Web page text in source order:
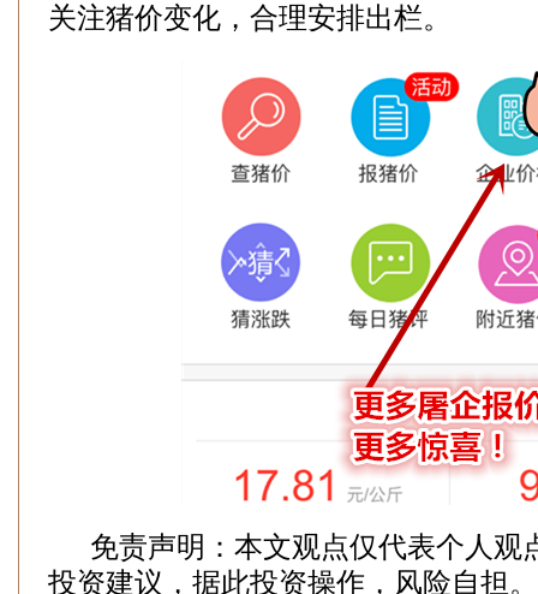
关注猪价变化，合理安排出栏。
免责声明：本文观点仅代表个人观
投资建议，据此投资操作，风险自担。